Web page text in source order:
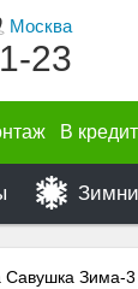
Москва
23
В кредит
Савушка Зима-3